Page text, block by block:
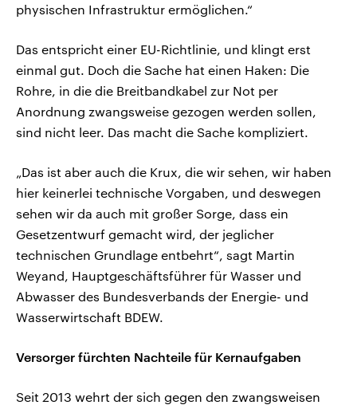
physischen Infrastruktur ermöglichen.“
Das entspricht einer EU-Richtlinie, und klingt erst
einmal gut. Doch die Sache hat einen Haken: Die
Rohre, in die die Breitbandkabel zur Not per
Anordnung zwangsweise gezogen werden sollen,
sind nicht leer. Das macht die Sache kompliziert.
„Das ist aber auch die Krux, die wir sehen, wir haben
hier keinerlei technische Vorgaben, und deswegen
sehen wir da auch mit großer Sorge, dass ein
Gesetzentwurf gemacht wird, der jeglicher
technischen Grundlage entbehrt“, sagt Martin
Weyand, Hauptgeschäftsführer für Wasser und
Abwasser des Bundesverbands der Energie- und
Wasserwirtschaft BDEW.
Versorger fürchten Nachteile für Kernaufgaben
Seit 2013 wehrt der sich gegen den zwangsweisen